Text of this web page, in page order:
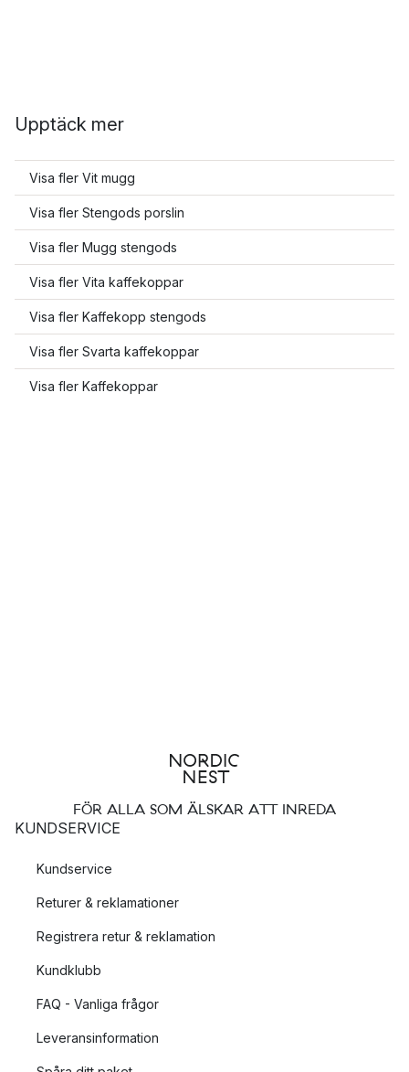
Upptäck mer
Visa fler Vit mugg
Visa fler Stengods porslin
Visa fler Mugg stengods
Visa fler Vita kaffekoppar
Visa fler Kaffekopp stengods
Visa fler Svarta kaffekoppar
Visa fler Kaffekoppar
FÖR ALLA SOM ÄLSKAR ATT INREDA
KUNDSERVICE
Kundservice
Returer & reklamationer
Registrera retur & reklamation
Kundklubb
FAQ - Vanliga frågor
Leveransinformation